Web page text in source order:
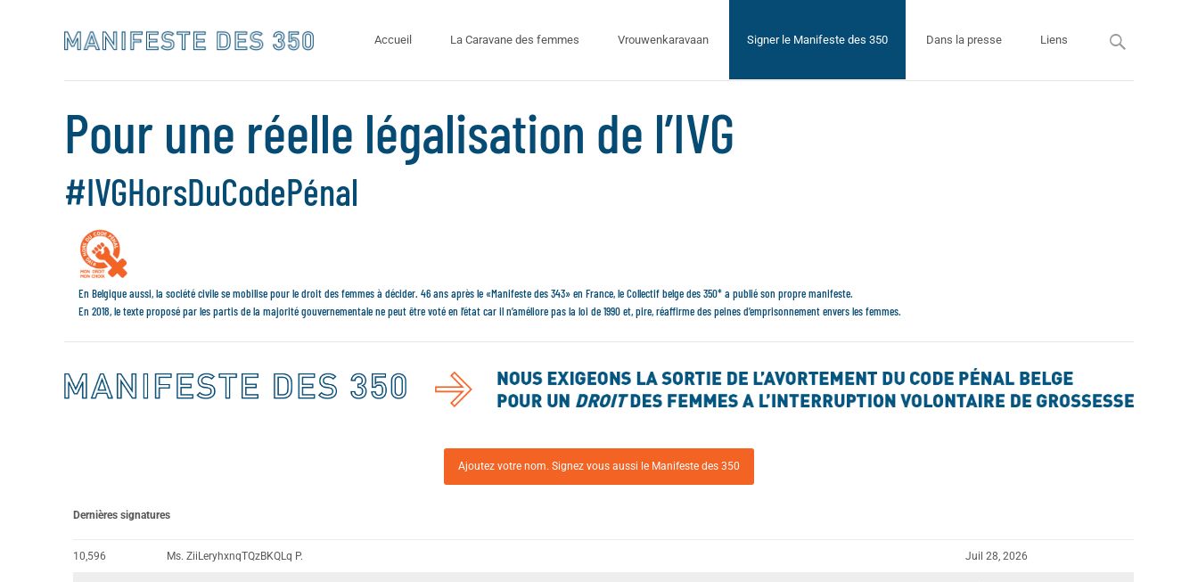
content
Accueil La Caravane des femmes Vrouwenkaravaan Signer le Manifeste des 350 Dans la presse Liens
Search
for:
Pour une réelle légalisation de l’IVG
#IVGHorsDuCodePénal
En Belgique aussi, la société civile se mobilise pour le droit des femmes à décider. 46 ans après le «Manifeste des 343» en France, le Collectif belge des 350* a publié son propre manifeste.
En 2018, le texte proposé par les partis de la majorité gouvernementale ne peut être voté en l’état car il n’améliore pas la loi de 1990 et, pire, réaffirme des peines d’emprisonnement envers les femmes.
Ajoutez votre nom. Signez vous aussi le Manifeste des 350
Dernières signatures
10,596 Ms. ZiiLeryhxnqTQzBKQLq P. Juil 28, 2026